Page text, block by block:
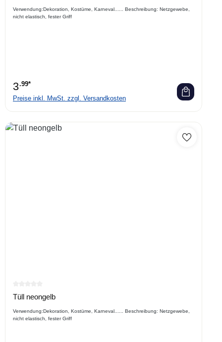
Verwendung:Dekoration, Kostüme, Karneval...... Beschreibung: Netzgewebe,
nicht elastisch, fester Griff
3.99*
Preise inkl. MwSt. zzgl. Versandkosten
Durchschnittliche Bewertung von 0 von 5 Sternen
Tüll neongelb
Verwendung:Dekoration, Kostüme, Karneval...... Beschreibung: Netzgewebe,
nicht elastisch, fester Griff